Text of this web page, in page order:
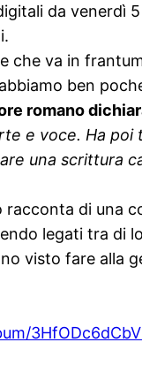
da venerdì
che va in
ben
romano
e voce. Ha
una scrittura
racconta di una
legati tra di
visto fare alla